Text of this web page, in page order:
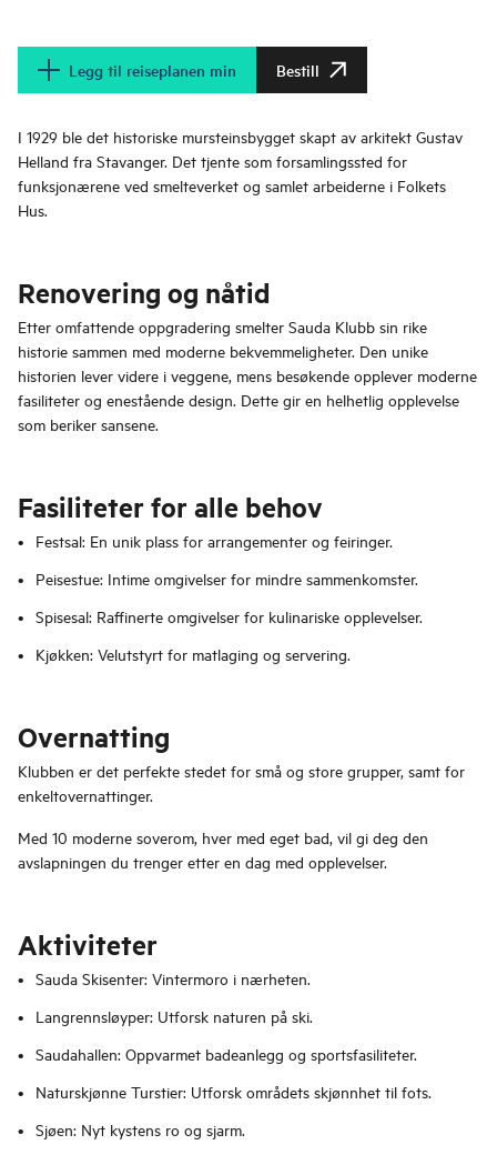
Legg til reiseplanen min Bestill
I 1929 ble det historiske mursteinsbygget skapt av arkitekt Gustav
Helland fra Stavanger. Det tjente som forsamlingssted for
funksjonærene ved smelteverket og samlet arbeiderne i Folkets
Hus.
Renovering og nåtid
Etter omfattende oppgradering smelter Sauda Klubb sin rike
historie sammen med moderne bekvemmeligheter. Den unike
historien lever videre i veggene, mens besøkende opplever moderne
fasiliteter og enestående design. Dette gir en helhetlig opplevelse
som beriker sansene.
Fasiliteter for alle behov
Festsal: En unik plass for arrangementer og feiringer.
Peisestue: Intime omgivelser for mindre sammenkomster.
Spisesal: Raffinerte omgivelser for kulinariske opplevelser.
Kjøkken: Velutstyrt for matlaging og servering.
Overnatting
Klubben er det perfekte stedet for små og store grupper, samt for
enkeltovernattinger.
Med 10 moderne soverom, hver med eget bad, vil gi deg den
avslapningen du trenger etter en dag med opplevelser.
Aktiviteter
Sauda Skisenter: Vintermoro i nærheten.
Langrennsløyper: Utforsk naturen på ski.
Saudahallen: Oppvarmet badeanlegg og sportsfasiliteter.
Naturskjønne Turstier: Utforsk områdets skjønnhet til fots.
Sjøen: Nyt kystens ro og sjarm.